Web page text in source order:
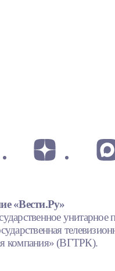
«Вести.Ру»
унитарное
компания» (ВГТРК).